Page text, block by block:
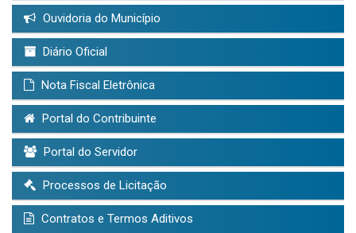
Ouvidoria do Município
Diário Oficial
Nota Fiscal Eletrônica
Portal do Contribuinte
Portal do Servidor
Processos de Licitação
Contratos e Termos Aditivos